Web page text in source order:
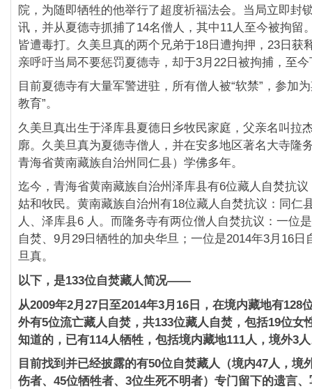
院，为随即牺牲的他举行了超度祈福法会。 当局立即封
讯，并从夏德寺抓捕了14名僧人， 其中11人至今被拘留
皆遭毒打。 久美旦真的两个兄弟于18日遭拘押，23日获
亲呼吁当局不要惩罚夏德寺，却于3月22日被拘捕， 至今
目前夏德寺有大量军警进驻，所有僧人被“软禁”， 参加
教育”。
久美旦真出生于泽库县夏德日乡牧民家庭，父亲名叫拉
廓。久美旦真为夏德寺僧人， 并在安多地区著名大寺隆
青海省黄南藏族自治州同仁县）学佛多年。
迄今，青海省黄南藏族自治州泽库县有6位藏人自焚抗议
姑和牧民。黄南藏族自治州有18位藏人自焚抗议： 同仁
人、泽库县6 人。而隆务寺有两位僧人自焚抗议： 一位
自焚、9月29日牺牲的加央华旦； 一位是2014年3月16日
旦真。
以下，是133位自焚藏人简况——
从2009年2月27日至2014年3月16日， 在境内藏地有128
外有5位流亡藏人自焚， 共133位藏人自焚，包括19位女
知道的， 已有114人牺牲，包括境内藏地111人，境外3
目前找到并已经披露的有50位自焚藏人（境内47人，境
伤者、45位牺牲者、3位生死不明者）专门留下的遗言、